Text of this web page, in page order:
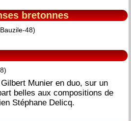
bretonnes
48)
Munier en duo, sur un
belles aux compositions de
Stéphane Delicq.